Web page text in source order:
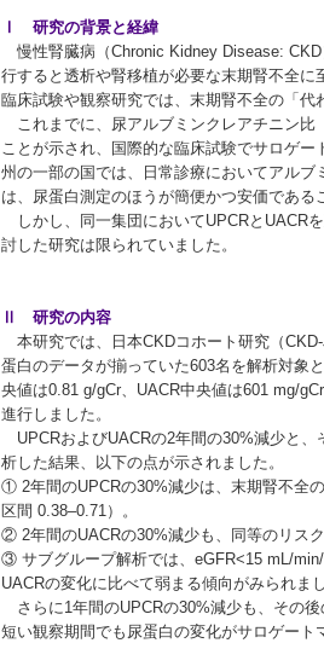
Ⅰ 研究の背景と経緯
慢性腎臓病（Chronic Kidney Disease:
行すると透析や腎移植が必要な末期腎不全
臨床試験や観察研究では、末期腎不全の「代
これまでに、尿アルブミンクレアチニン比
ことが示され、国際的な臨床試験でサロゲ
州の一部の国では、日常診療においてアル
は、尿蛋白測定のほうが簡便かつ安価である
しかし、同一集団においてUPCRとUACR
討した研究は限られていました。
Ⅱ 研究の内容
本研究では、日本CKDコホート研究（
蛋白のデータが揃っていた603名を解析対象
央値は0.81 g/gCr、UACR中央値は601 mg/
進行しました。
UPCRおよびUACRの2年間の30%減少と、
析した結果、以下の点が示されました。
① 2年間のUPCRの30%減少は、末期腎不全
区間 0.38–0.71）。
② 2年間のUACRの30%減少も、同等のリス
③ サブグループ解析では、eGFR<15 mL/
UACRの変化に比べて弱まる傾向がみられまし
さらに1年間のUPCRの30%減少も、その
短い観察期間でも尿蛋白の変化がサロゲート